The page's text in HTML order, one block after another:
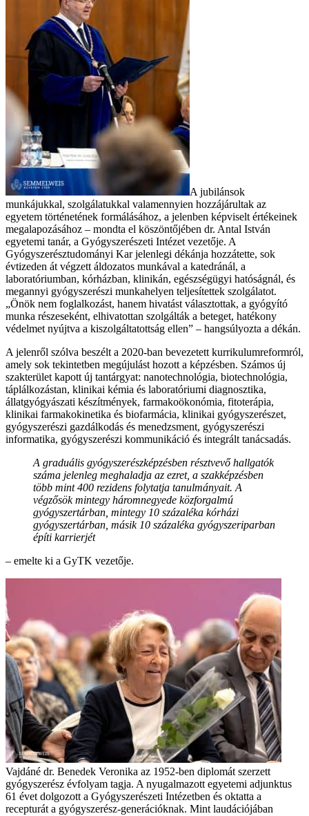
A jubilánsok
munkájukkal, szolgálatukkal valamennyien hozzájárultak az
egyetem történetének formálásához, a jelenben képviselt értékeinek
megalapozásához – mondta el köszöntőjében dr. Antal István
egyetemi tanár, a Gyógyszerészeti Intézet vezetője. A
Gyógyszerésztudományi Kar jelenlegi dékánja hozzátette, sok
évtizeden át végzett áldozatos munkával a katedránál, a
laboratóriumban, kórházban, klinikán, egészségügyi hatóságnál, és
megannyi gyógyszerészi munkahelyen teljesítettek szolgálatot.
„Önök nem foglalkozást, hanem hivatást választottak, a gyógyító
munka részeseként, elhivatottan szolgálták a beteget, hatékony
védelmet nyújtva a kiszolgáltatottság ellen” – hangsúlyozta a dékán.
A jelenről szólva beszélt a 2020-ban bevezetett kurrikulumreformról,
amely sok tekintetben megújulást hozott a képzésben. Számos új
szakterület kapott új tantárgyat: nanotechnológia, biotechnológia,
táplálkozástan, klinikai kémia és laboratóriumi diagnosztika,
állatgyógyászati készítmények, farmakoökonómia, fitoterápia,
klinikai farmakokinetika és biofarmácia, klinikai gyógyszerészet,
gyógyszerészi gazdálkodás és menedzsment, gyógyszerészi
informatika, gyógyszerészi kommunikáció és integrált tanácsadás.
A graduális gyógyszerészképzésben résztvevő hallgatók
száma jelenleg meghaladja az ezret, a szakképzésben
több mint 400 rezidens folytatja tanulmányait. A
végzősök mintegy háromnegyede közforgalmú
gyógyszertárban, mintegy 10 százaléka kórházi
gyógyszertárban, másik 10 százaléka gyógyszeriparban
építi karrierjét
– emelte ki a GyTK vezetője.
Vajdáné dr. Benedek Veronika az 1952-ben diplomát szerzett
gyógyszerész évfolyam tagja. A nyugalmazott egyetemi adjunktus
61 évet dolgozott a Gyógyszerészeti Intézetben és oktatta a
recepturát a gyógyszerész-generációknak. Mint laudációjában